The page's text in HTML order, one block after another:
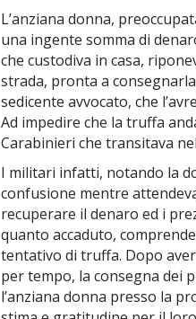
L’anziana donna,
una ingente somma di
che custodiva in casa,
strada, pronta a
sedicente avvocato, che
Ad impedire che la truffa
Carabinieri che transitava
I militari infatti, notando la
confusione mentre
recuperare il denaro ed i
quanto accaduto,
tentativo di truffa. Dopo
per tempo, la consegna dei
l’anziana donna presso la